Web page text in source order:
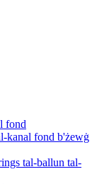
fond
kanal fond b'żewġ
tal-ballun tal-